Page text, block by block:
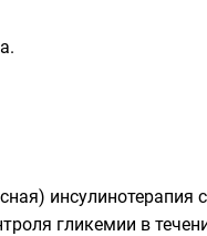
инсулинотерапия
гликемии в